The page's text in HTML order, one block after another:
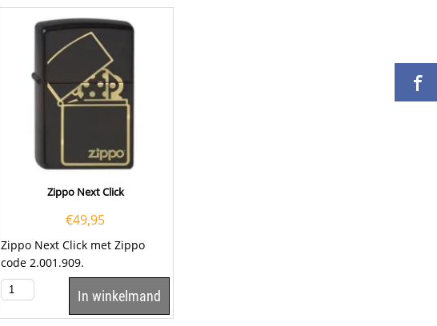
Zippo Next Click
€49,95
Zippo Next Click met Zippo
code 2.001.909.
In winkelmand